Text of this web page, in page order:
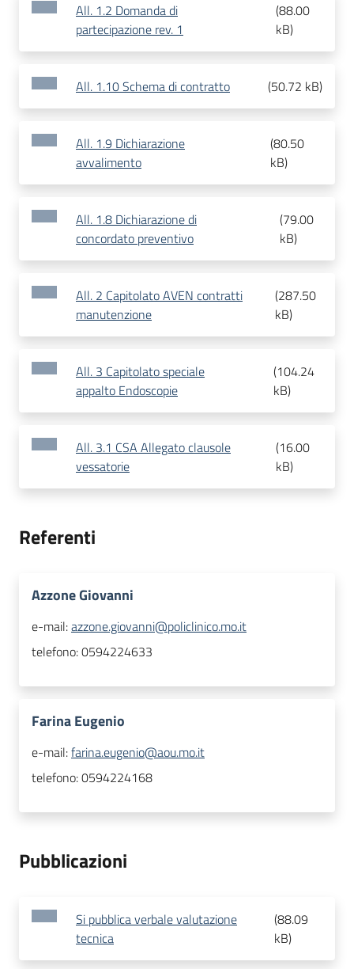
All. 1.2 Domanda di
partecipazione rev. 1
(88.00
kB)
All. 1.10 Schema di contratto (50.72 kB)
All. 1.9 Dichiarazione
avvalimento
(80.50
kB)
All. 1.8 Dichiarazione di
concordato preventivo
(79.00
kB)
All. 2 Capitolato AVEN contratti
manutenzione
(287.50
kB)
All. 3 Capitolato speciale
appalto Endoscopie
(104.24
kB)
All. 3.1 CSA Allegato clausole
vessatorie
(16.00
kB)
Referenti
Azzone Giovanni
e-mail:azzone.giovanni@policlinico.mo.it
telefono:0594224633
Farina Eugenio
e-mail:farina.eugenio@aou.mo.it
telefono:0594224168
Pubblicazioni
Si pubblica verbale valutazione
tecnica
(88.09
kB)